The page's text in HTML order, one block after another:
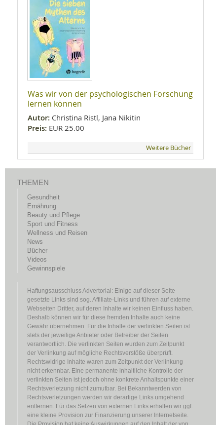
Was wir von der psychologischen Forschung
lernen können
Autor: Christina Ristl, Jana Nikitin
Preis: EUR 25.00
Weitere Bücher
THEMEN
Gesundheit
Ernährung
Beauty und Pflege
Sport und Fitness
Wellness und Reisen
News
Bücher
Videos
Gewinnspiele
Haftungsausschluss Advertorial: Einige auf dieser Seite
gesetzte Links sind sog. Affiliate-Links und führen auf externe
Webseiten Dritter, auf deren Inhalte wir keinen Einfluss haben.
Deshalb können wir für diese fremden Inhalte auch keine
Gewähr übernehmen. Für die Inhalte der verlinkten Seiten ist
stets der jeweilige Anbieter oder Betreiber der Seiten
verantwortlich. Die verlinkten Seiten wurden zum Zeitpunkt
der Verlinkung auf mögliche Rechtsverstöße überprüft.
Rechtswidrige Inhalte waren zum Zeitpunkt der Verlinkung
nicht erkennbar. Eine permanente inhaltliche Kontrolle der
verlinkten Seiten ist jedoch ohne konkrete Anhaltspunkte einer
Rechtsverletzung nicht zumutbar. Bei Bekanntwerden von
Rechtsverletzungen werden wir derartige Links umgehend
entfernen. Für das Setzen von externen Links erhalten wir ggf.
eine kleine Provision zur Finanzierung unserer Internetseite.